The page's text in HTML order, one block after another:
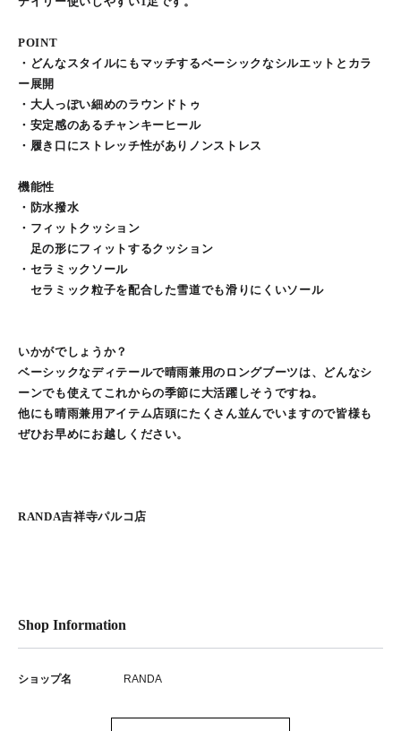
POINT
・どんなスタイルにもマッチするベーシックなシルエットとカラ
ー展開
・大人っぽい細めのラウンドトゥ
・安定感のあるチャンキーヒール
・履き口にストレッチ性がありノンストレス
機能性
・防水撥水
・フィットクッション
足の形にフィットするクッション
・セラミックソール
セラミック粒子を配合した雪道でも滑りにくいソール
いかがでしょうか？
ベーシックなディテールで晴雨兼用のロングブーツは、どんなシ
ーンでも使えてこれからの季節に大活躍しそうですね。
他にも晴雨兼用アイテム店頭にたくさん並んでいますので皆様も
ぜひお早めにお越しください。
RANDA吉祥寺パルコ店
Shop Information
ショップ名 RANDA